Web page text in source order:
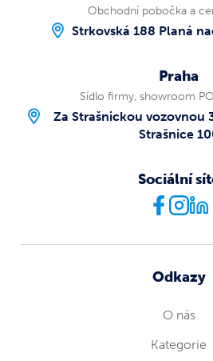
Obchodní pobočka a
Strkovská 188 Planá
Praha
Sídlo firmy, showroom
Za Strašnickou vozovnou
Strašnice
Sociální
Odkazy
O nás
Kategorie